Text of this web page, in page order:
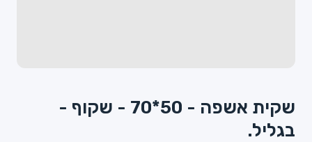
שקית אשפה - 50*70 - שקוף -
בגליל.